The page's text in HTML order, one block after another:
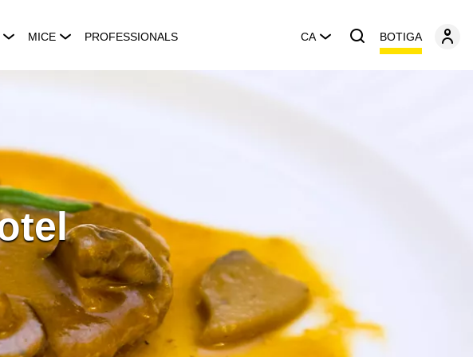
MICE PROFESSIONALS CA BOTIGA